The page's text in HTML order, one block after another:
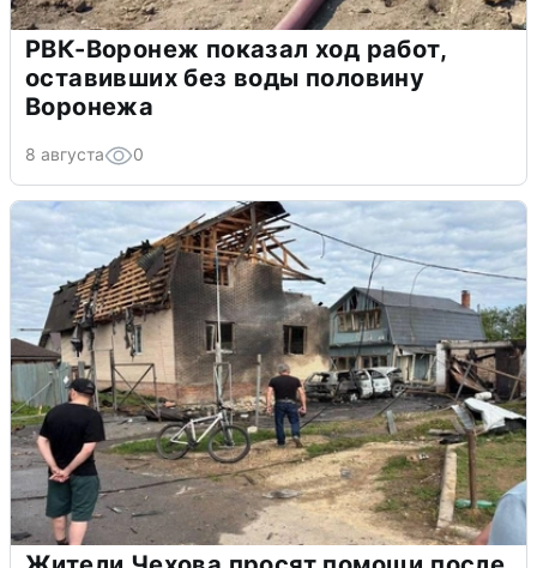
РВК-Воронеж показал ход работ,
оставивших без воды половину
Воронежа
8 августа 0